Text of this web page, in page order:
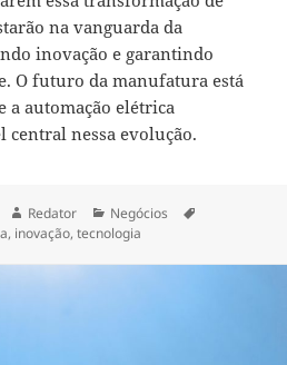
na vanguarda da
inovação e garantindo
O futuro da manufatura está
a automação elétrica
central nessa evolução.
Autor
Redator Categorias
Negócios
, inovação,tecnologia